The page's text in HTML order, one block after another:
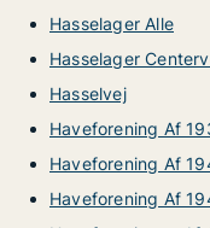
Hasselager Alle
Hasselager
Hasselvej
Haveforening Af
Haveforening Af
Haveforening Af